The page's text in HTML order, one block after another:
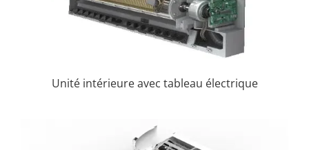
Unité intérieure avec tableau électrique